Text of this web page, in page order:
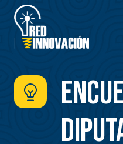
Pasar
contenido
principal